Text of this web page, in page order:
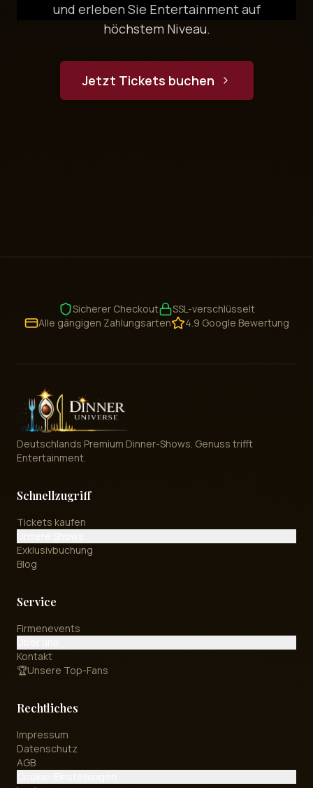
und erleben Sie Entertainment auf
höchstem Niveau.
Jetzt Tickets buchen
Sicherer Checkout
SSL-verschlüsselt
Alle gängigen Zahlungsarten
4.9 Google Bewertung
Deutschlands Premium Dinner-Shows. Genuss trifft
Entertainment.
Schnellzugriff
Tickets kaufen
Exklusivbuchung
Blog
Service
Firmenevents
Kontakt
🏆Unsere Top-Fans
Rechtliches
Impressum
Datenschutz
AGB